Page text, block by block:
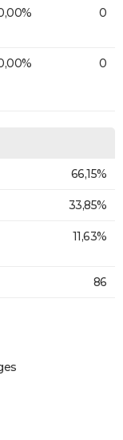
0
0
66,15%
33,85%
11,63%
86